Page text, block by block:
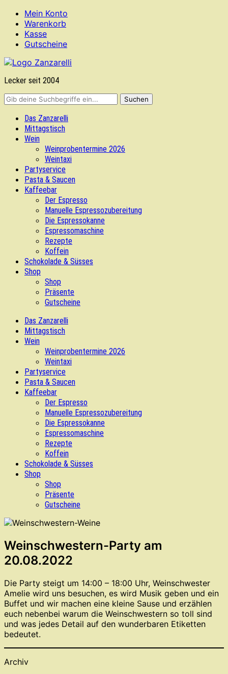
Mein Konto
Warenkorb
Kasse
Gutscheine
Lecker seit 2004
Das Zanzarelli
Mittagstisch
Wein
Weinprobentermine 2026
Weintaxi
Partyservice
Pasta & Saucen
Kaffeebar
Der Espresso
Manuelle Espressozubereitung
Die Espressokanne
Espressomaschine
Rezepte
Koffein
Schokolade & Süsses
Shop
Shop
Präsente
Gutscheine
Das Zanzarelli
Mittagstisch
Wein
Weinprobentermine 2026
Weintaxi
Partyservice
Pasta & Saucen
Kaffeebar
Der Espresso
Manuelle Espressozubereitung
Die Espressokanne
Espressomaschine
Rezepte
Koffein
Schokolade & Süsses
Shop
Shop
Präsente
Gutscheine
Weinschwestern-Party am
20.08.2022
Die Party steigt um 14:00 – 18:00 Uhr, Weinschwester
Amelie wird uns besuchen, es wird Musik geben und ein
Buffet und wir machen eine kleine Sause und erzählen
euch nebenbei warum die Weinschwestern so toll sind
und was jedes Detail auf den wunderbaren Etiketten
bedeutet.
Archiv